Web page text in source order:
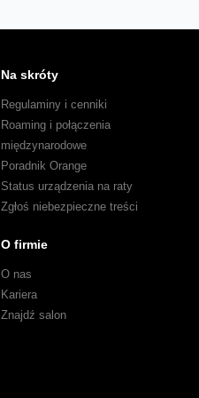
Na skróty
Regulaminy i cenniki
Roaming i połączenia
międzynarodowe
Poradnik Orange
Status urządzenia na raty
Zgłoś niebezpieczne treści
O firmie
O nas
Kariera
Znajdź salon